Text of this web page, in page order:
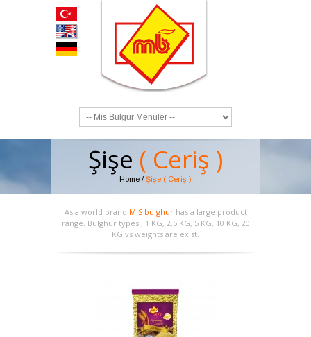
Şişe ( Ceriş )
Home / Şişe ( Ceriş )
As a world brand MIS bulghur has a large product
range. Bulghur types ; 1 KG, 2,5 KG, 5 KG, 10 KG, 20
KG vs weights are exist.